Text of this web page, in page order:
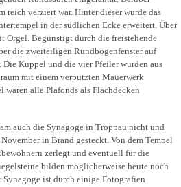
reich verziert war. Hinter dieser wurde das
in der südlichen Ecke erweitert. Über
Orgel. Begünstigt durch die freistehende
die zweiteiligen Rundbogenfenster auf
Kuppel und die vier Pfeiler wurden aus
mit einem verputzten Mauerwerk
alle Plafonds als Flachdecken
auch die Synagoge in Troppau nicht und
in Brand gesteckt. Von dem Tempel
zerlegt und eventuell für die
bilden möglicherweise heute noch
Synagoge ist durch einige Fotografien